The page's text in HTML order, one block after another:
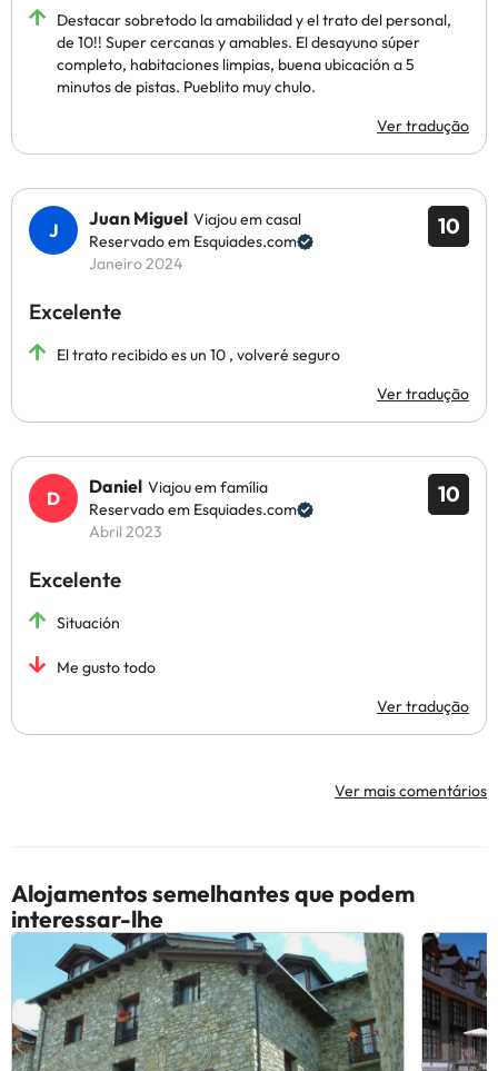
Destacar sobretodo la amabilidad y el trato del personal,
de 10!! Super cercanas y amables. El desayuno súper
completo, habitaciones limpias, buena ubicación a 5
minutos de pistas. Pueblito muy chulo.
Ver tradução
10
Juan Miguel Viajou em casal
Reservado em Esquiades.com
Janeiro 2024
Excelente
El trato recibido es un 10 , volveré seguro
Ver tradução
10
Daniel Viajou em família
Reservado em Esquiades.com
Abril 2023
Excelente
Situación
Me gusto todo
Ver tradução
Ver mais comentários
Alojamentos semelhantes que podem
interessar-lhe